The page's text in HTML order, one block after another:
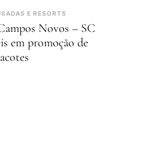
E RESORTS
Novos – SC
em promoção de